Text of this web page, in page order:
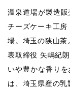
温泉道場が製造
チーズケーキ工房
場。埼玉の狭山
表取締役 矢嶋紀
いや豊かな香り
は、埼玉県産の乳